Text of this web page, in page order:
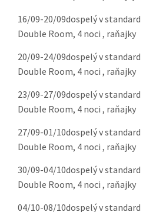
16/09-20/09dospelý v standard
Double Room, 4 noci , raňajky
20/09-24/09dospelý v standard
Double Room, 4 noci , raňajky
23/09-27/09dospelý v standard
Double Room, 4 noci , raňajky
27/09-01/10dospelý v standard
Double Room, 4 noci , raňajky
30/09-04/10dospelý v standard
Double Room, 4 noci , raňajky
04/10-08/10dospelý v standard